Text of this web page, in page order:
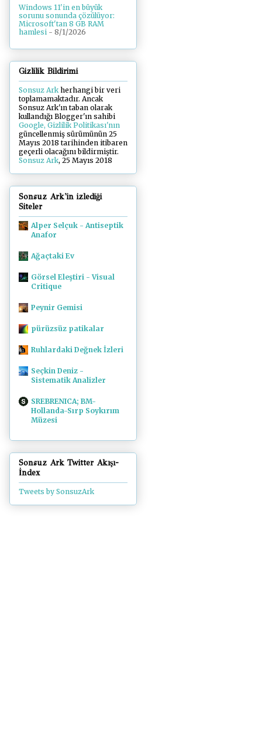
Windows 11'in en büyük
sorunu sonunda çözülüyor:
Microsoft'tan 8 GB RAM
hamlesi - 8/1/2026
Gizlilik Bildirimi
Sonsuz Arkherhangi bir veri
toplamamaktadır. Ancak
Sonsuz Ark'ın taban olarak
kullandığı Blogger'ın sahibi
Google, Gizlilik Politikası'nın
güncellenmiş sürümünün 25
Mayıs 2018 tarihinden itibaren
geçerli olacağını bildirmiştir.
Sonsuz Ark, 25 Mayıs 2018
Sonsuz Ark'in izlediği
Siteler
Alper Selçuk - Antiseptik
Anafor
Ağaçtaki Ev
Görsel Eleştiri - Visual
Critique
Peynir Gemisi
pürüzsüz patikalar
Ruhlardaki Değnek İzleri
Seçkin Deniz -
Sistematik Analizler
SREBRENICA; BM-
Hollanda-Sırp Soykırım
Müzesi
Sonsuz Ark Twitter Akışı-
İndex
Tweets by SonsuzArk